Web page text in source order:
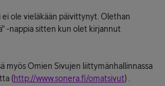
ei ole vieläkään päivittynyt. Olethan
-nappia sitten kun olet kirjannut
myös Omien Sivujen liittymänhallinnassa
(http://www.sonera.fi/omatsivut) .